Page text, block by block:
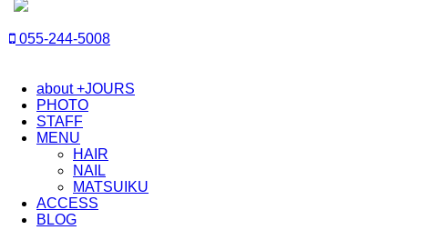
055-244-5008
about +JOURS
PHOTO
STAFF
MENU
HAIR
NAIL
MATSUIKU
ACCESS
BLOG